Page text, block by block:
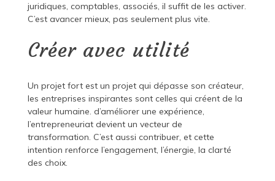
juridiques, comptables, associés, il suffit de les activer.
C’est avancer mieux, pas seulement plus vite.
Créer avec utilité
Un projet fort est un projet qui dépasse son créateur,
les entreprises inspirantes sont celles qui créent de la
valeur humaine. d’améliorer une expérience,
l’entrepreneuriat devient un vecteur de
transformation. C’est aussi contribuer, et cette
intention renforce l’engagement, l’énergie, la clarté
des choix.